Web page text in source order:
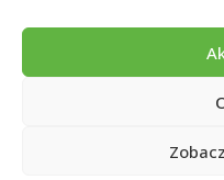
Copyright © 2026 WFOŚiGW w